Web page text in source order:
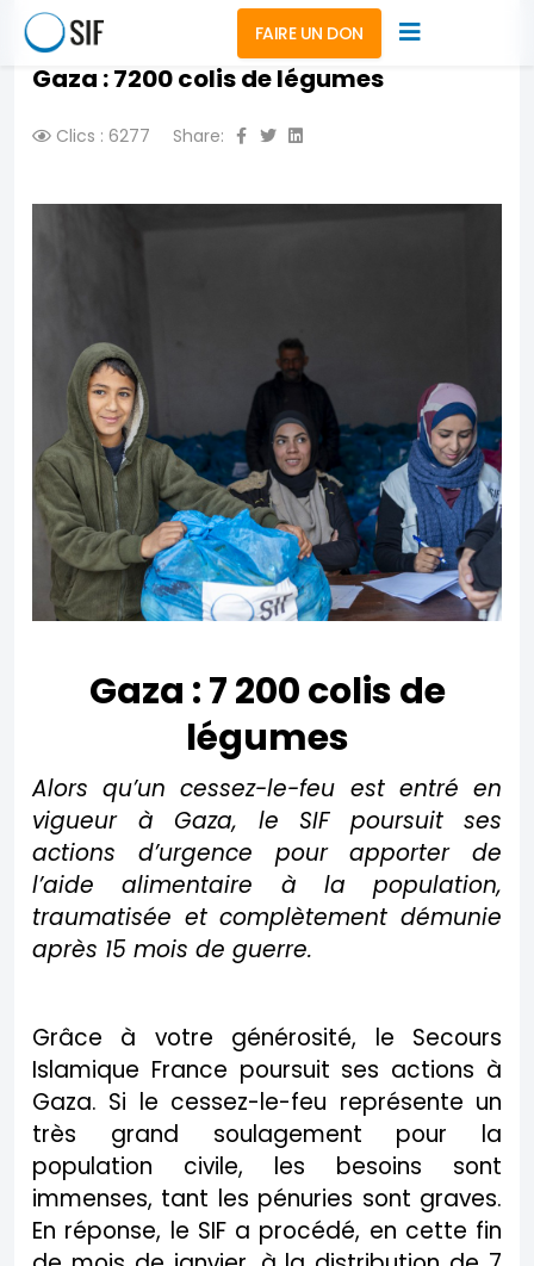
FAIRE UN DON
Gaza : 7200 colis de légumes
Clics : 6277 Share:
Gaza : 7 200 colis de
légumes
Alors qu’un cessez-le-feu est entré en
vigueur à Gaza, le SIF poursuit ses
actions d’urgence pour apporter de
l’aide alimentaire à la population,
traumatisée et complètement démunie
après 15 mois de guerre.
Grâce à votre générosité, le Secours
Islamique France poursuit ses actions à
Gaza. Si le cessez-le-feu représente un
très grand soulagement pour la
population civile, les besoins sont
immenses, tant les pénuries sont graves.
En réponse, le SIF a procédé, en cette fin